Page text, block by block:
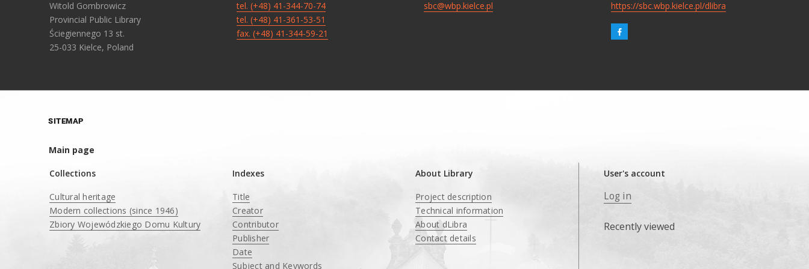
Witold Gombrowicz
Provincial Public Library
Ściegiennego 13 st.
25-033 Kielce, Poland
tel. (+48) 41-344-70-74
tel. (+48) 41-361-53-51
fax. (+48) 41-344-59-21
sbc@wbp.kielce.pl https://sbc.wbp.kielce.pl/dlibra
SITEMAP
Main page
Collections
Cultural heritage
Modern collections (since 1946)
Zbiory Wojewódzkiego Domu Kultury
Indexes
Title
Creator
Contributor
Publisher
Date
Subject and Keywords
About Library
Project description
Technical information
About dLibra
Contact details
User's account
Log in
Recently viewed